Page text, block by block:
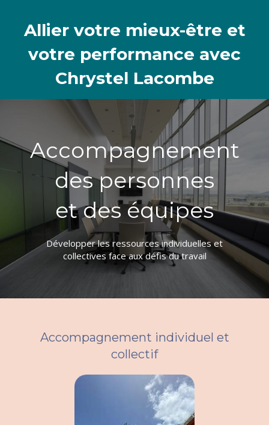
Allier votre mieux-être et
votre performance avec
Chrystel Lacombe
Accompagnement
des personnes
et des équipes
Développer les ressources individuelles et
collectives face aux défis du travail
Accompagnement individuel et
collectif